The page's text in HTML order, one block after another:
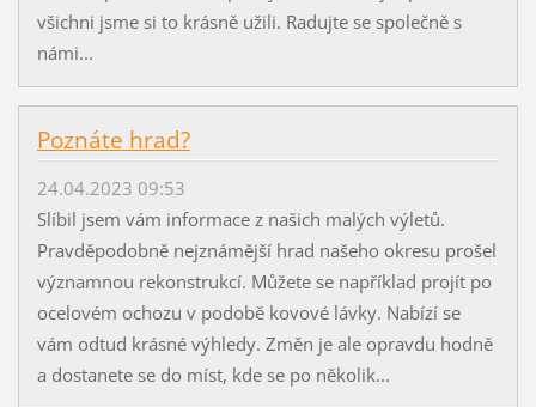
všichni jsme si to krásně užili. Radujte se společně s
námi...
Poznáte hrad?
24.04.2023 09:53
Slíbil jsem vám informace z našich malých výletů.
Pravděpodobně nejznámější hrad našeho okresu prošel
významnou rekonstrukcí. Můžete se například projít po
ocelovém ochozu v podobě kovové lávky. Nabízí se
vám odtud krásné výhledy. Změn je ale opravdu hodně
a dostanete se do míst, kde se po několik...